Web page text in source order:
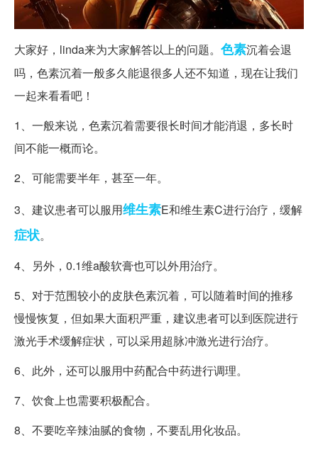
大家好，linda来为大家解答以上的问题。 色素沉着会退
吗，色素沉着一般多久能退很多人还不知道，现在让我们
一起来看看吧！
1、一般来说，色素沉着需要很长时间才能消退，多长时
间不能一概而论。
2、可能需要半年，甚至一年。
3、建议患者可以服用维生素E和维生素C进行治疗，缓解
症状。
4、另外，0.1维a酸软膏也可以外用治疗。
5、对于范围较小的皮肤色素沉着，可以随着时间的推移
慢慢恢复，但如果大面积严重，建议患者可以到医院进行
激光手术缓解症状，可以采用超脉冲激光进行治疗。
6、此外，还可以服用中药配合中药进行调理。
7、饮食上也需要积极配合。
8、不要吃辛辣油腻的食物，不要乱用化妆品。